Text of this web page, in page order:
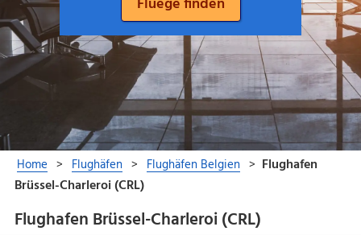
Flughafen Brüssel-Charleroi (CRL)